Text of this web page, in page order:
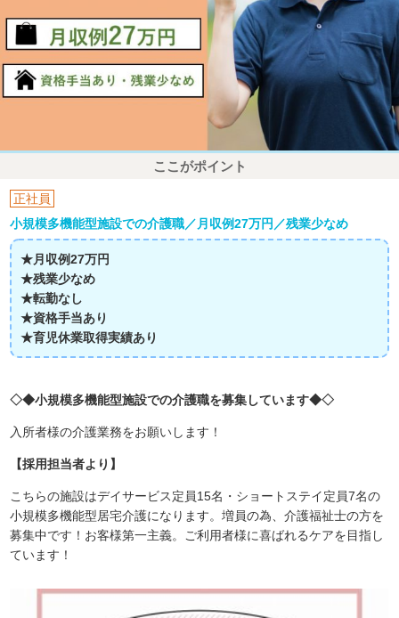
ここがポイント
正社員
小規模多機能型施設での介護職／月収例27万円／残業少なめ
★月収例27万円
★残業少なめ
★転勤なし
★資格手当あり
★育児休業取得実績あり
◇◆小規模多機能型施設での介護職を募集しています◆◇
入所者様の介護業務をお願いします！
【採用担当者より】
こちらの施設はデイサービス定員15名・ショートステイ定員7名の
小規模多機能型居宅介護になります。増員の為、介護福祉士の方を
募集中です！お客様第一主義。ご利用者様に喜ばれるケアを目指し
ています！